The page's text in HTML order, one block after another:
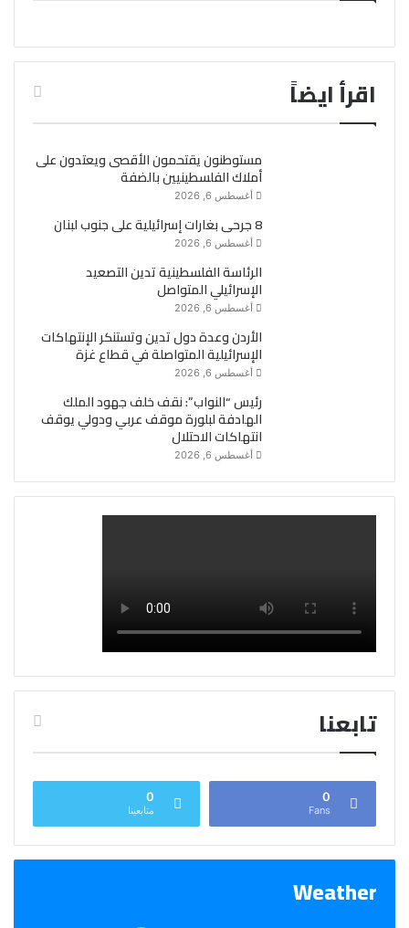
اقرأ ايضاً
مستوطنون يقتحمون الأقصى ويعتدون على
أملاك الفلسطينيين بالضفة
أغسطس 6, 2026
8 جرحى بغارات إسرائيلية على جنوب لبنان
أغسطس 6, 2026
الرئاسة الفلسطينية تدين التصعيد
الإسرائيلي المتواصل
أغسطس 6, 2026
الأردن وعدة دول تدين وتستنكر الإنتهاكات
الإسرائيلية المتواصلة في قطاع غزة
أغسطس 6, 2026
رئيس “النواب”: نقف خلف جهود الملك
الهادفة لبلورة موقف عربي ودولي يوقف
انتهاكات الاحتلال
أغسطس 6, 2026
تابعنا
0
Fans
0
متابعينا
Weather